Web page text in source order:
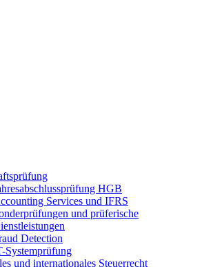
HGB
Services und IFRS
und prüferische
Detection
Systemprüfung
und internationales Steuerrecht